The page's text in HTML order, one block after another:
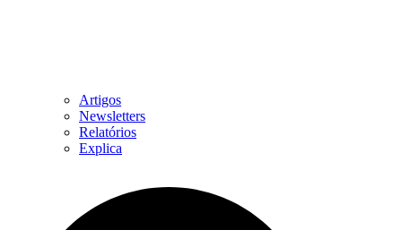
Artigos
Newsletters
Relatórios
Explica